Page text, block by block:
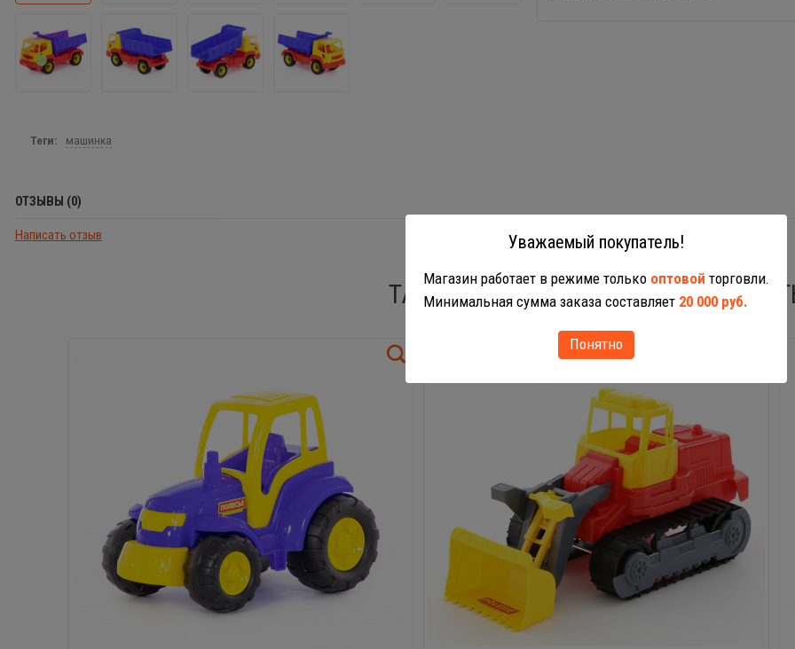
Теги: машинка
ОТЗЫВЫ (0)
Написать отзыв
ТАКЖЕ ВАС МОГУТ
Уважаемый покупатель!
Магазин работает в режиме только оптовой торговли.
Минимальная сумма заказа составляет 20 000 руб.
Понятно